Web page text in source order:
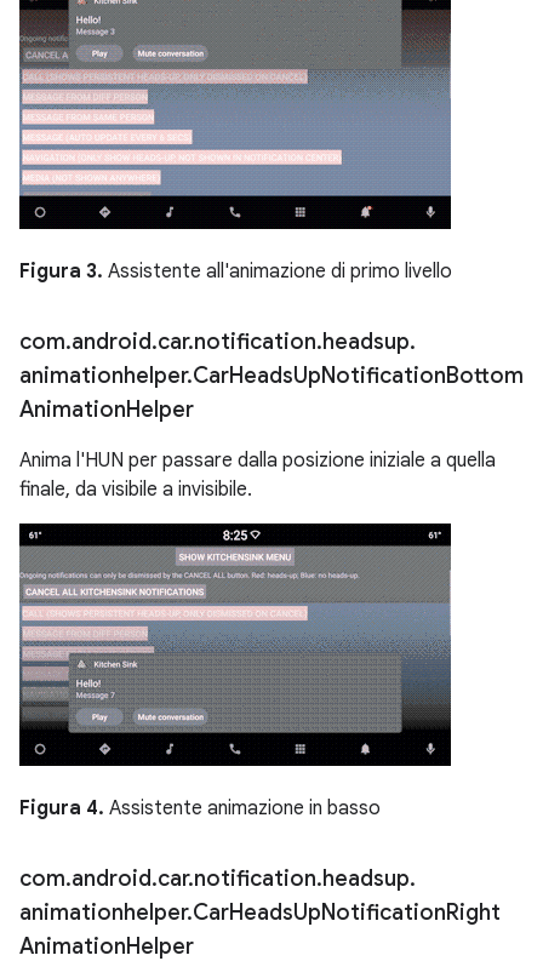
Figura 3. Assistente all'animazione di primo livello
com.android.car.notification.headsup.
animationhelper.CarHeadsUpNotificationBottom
AnimationHelper
Anima l'HUN per passare dalla posizione iniziale a quella
finale, da visibile a invisibile.
Figura 4. Assistente animazione in basso
com.android.car.notification.headsup.
animationhelper.CarHeadsUpNotificationRight
AnimationHelper